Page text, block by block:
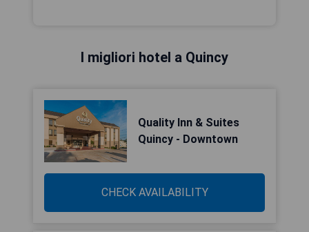
I migliori hotel a Quincy
Quality Inn & Suites
Quincy - Downtown
CHECK AVAILABILITY